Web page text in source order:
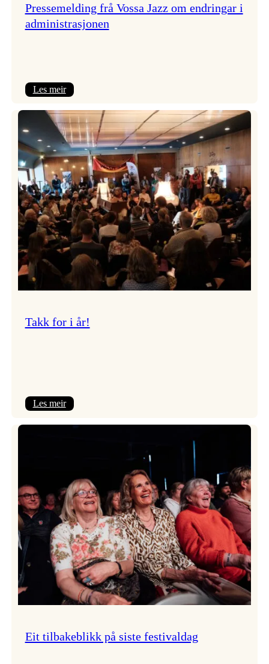
Pressemelding frå Vossa Jazz om endringar i
administrasjonen
Les meir:
frå
Vossa
Jazz
om
endringar
i
administrasjonen
Takk for i år!
Les meir:
Eit tilbakeblikk på siste festivaldag